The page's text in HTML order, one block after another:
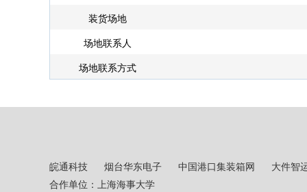
装货场地
场地联系人
场地联系方式
皖通科技 烟台华东电子 中国港口集装箱网
大件智
合作单位：上海海事大学